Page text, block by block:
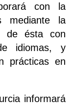
con la
mediante la
de ésta con
idiomas, y
prácticas en
informará